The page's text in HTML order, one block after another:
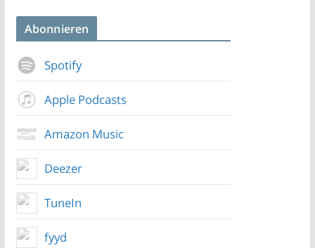
Abonnieren
Spotify
Apple Podcasts
Amazon Music
Deezer
TuneIn
fyyd